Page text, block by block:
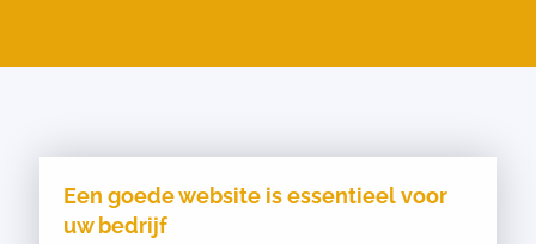
Een goede website is essentieel voor
uw bedrijf